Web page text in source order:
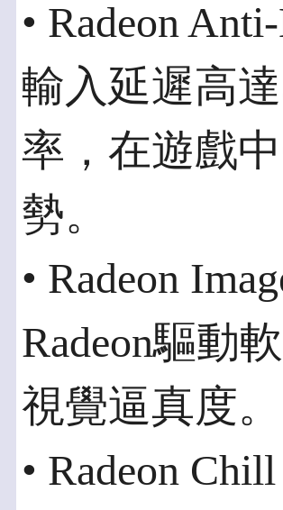
• Radeon
輸入延遲高
率，在遊戲
勢。
• Radeon
Radeon驅動
視覺逼真度。
• Radeon